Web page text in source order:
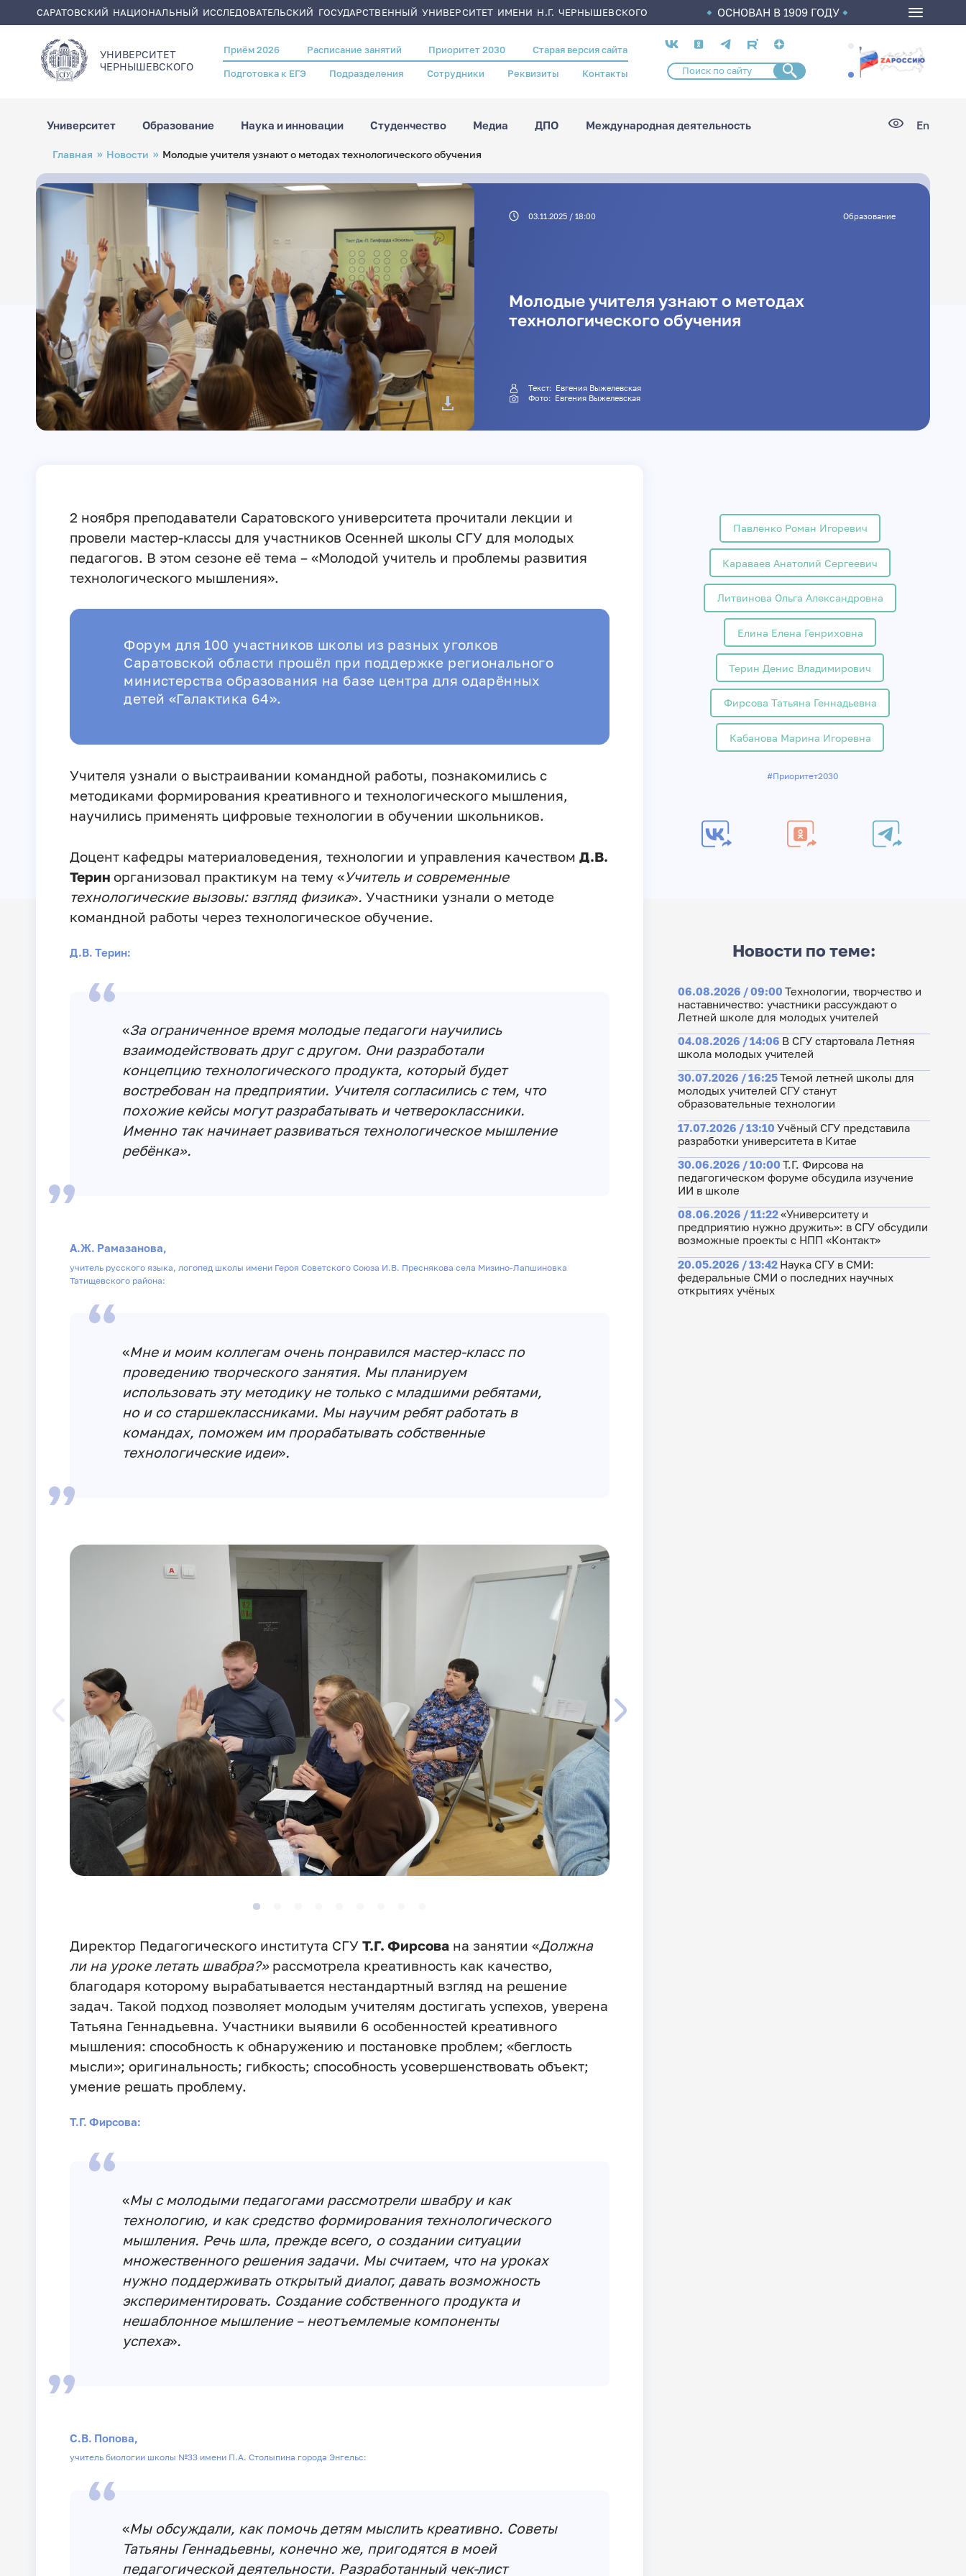
содержанию
САРАТОВСКИЙ НАЦИОНАЛЬНЫЙ ИССЛЕДОВАТЕЛЬСКИЙ ГОСУДАРСТВЕННЫЙ УНИВЕРСИТЕТ ИМЕНИ Н.Г. ЧЕРНЫШЕВСКОГО ОСНОВАН В 1909 ГОДУ
УНИВЕРСИТЕТ
ЧЕРНЫШЕВСКОГO
Header
menu
Приём 2026 Расписание занятий Приоритет 2030 Старая версия сайта
Подготовка к ЕГЭ Подразделения Сотрудники Реквизиты Контакты
Социальные
сети
Университет Образование Наука и инновации Студенчество Медиа ДПО Международная деятельность En
Строка
навигации
Главная Новости Молодые учителя узнают о методах технологического обучения
03.11.2025 / 18:00 Образование
Молодые учителя узнают о методах
технологического обучения
Текст: Евгения Выжелевская
Фото: Евгения Выжелевская
2 ноября преподаватели Саратовского университета прочитали лекции и
провели мастер-классы для участников Осенней школы СГУ для молодых
педагогов. В этом сезоне её тема – «Молодой учитель и проблемы развития
технологического мышления».
Форум для 100 участников школы из разных уголков
Саратовской области прошёл при поддержке регионального
министерства образования на базе центра для одарённых
детей «Галактика 64».
Учителя узнали о выстраивании командной работы, познакомились с
методиками формирования креативного и технологического мышления,
научились применять цифровые технологии в обучении школьников.
Доцент кафедры материаловедения, технологии и управления качеством Д.В.
Терин организовал практикум на тему «Учитель и современные
технологические вызовы: взгляд физика». Участники узнали о методе
командной работы через технологическое обучение.
Д.В. Терин:
«За ограниченное время молодые педагоги научились
взаимодействовать друг с другом. Они разработали
концепцию технологического продукта, который будет
востребован на предприятии. Учителя согласились с тем, что
похожие кейсы могут разрабатывать и четвероклассники.
Именно так начинает развиваться технологическое мышление
ребёнка».
А.Ж. Рамазанова,
учитель русского языка, логопед школы имени Героя Советского Союза И.В. Преснякова села Мизино-Лапшиновка
Татищевского района:
«Мне и моим коллегам очень понравился мастер-класс по
проведению творческого занятия. Мы планируем
использовать эту методику не только с младшими ребятами,
но и со старшеклассниками. Мы научим ребят работать в
командах, поможем им прорабатывать собственные
технологические идеи».
Директор Педагогического института СГУ Т.Г. Фирсована занятии «Должна
ли на уроке летать швабра?» рассмотрела креативность как качество,
благодаря которому вырабатывается нестандартный взгляд на решение
задач. Такой подход позволяет молодым учителям достигать успехов, уверена
Татьяна Геннадьевна. Участники выявили 6 особенностей креативного
мышления: способность к обнаружению и постановке проблем; «беглость
мысли»; оригинальность; гибкость; способность усовершенствовать объект;
умение решать проблему.
Т.Г. Фирсова:
«Мы с молодыми педагогами рассмотрели швабру и как
технологию, и как средство формирования технологического
мышления. Речь шла, прежде всего, о создании ситуации
множественного решения задачи. Мы считаем, что на уроках
нужно поддерживать открытый диалог, давать возможность
экспериментировать. Создание собственного продукта и
нешаблонное мышление – неотъемлемые компоненты
успеха».
С.В. Попова,
учитель биологии школы №33 имени П.А. Столыпина города Энгельс:
«Мы обсуждали, как помочь детям мыслить креативно. Советы
Татьяны Геннадьевны, конечно же, пригодятся в моей
педагогической деятельности. Разработанный чек-лист
Павленко Роман Игоревич
Караваев Анатолий Сергеевич
Литвинова Ольга Александровна
Елина Елена Генриховна
Терин Денис Владимирович
Фирсова Татьяна Геннадьевна
Кабанова Марина Игоревна
#Приоритет2030
Новости по теме:
06.08.2026 / 09:00 Технологии, творчество и
наставничество: участники рассуждают о
Летней школе для молодых учителей
04.08.2026 / 14:06 В СГУ стартовала Летняя
школа молодых учителей
30.07.2026 / 16:25Темой летней школы для
молодых учителей СГУ станут
образовательные технологии
17.07.2026 / 13:10 Учёный СГУ представила
разработки университета в Китае
30.06.2026 / 10:00 Т.Г. Фирсова на
педагогическом форуме обсудила изучение
ИИ в школе
08.06.2026 / 11:22«Университету и
предприятию нужно дружить»: в СГУ обсудили
возможные проекты с НПП «Контакт»
20.05.2026 / 13:42 Наука СГУ в СМИ:
федеральные СМИ о последних научных
открытиях учёных